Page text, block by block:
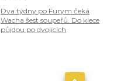
Dva týdny po Furym čeká
Wacha šest soupeřů. Do klece
půjdou po dvojicích